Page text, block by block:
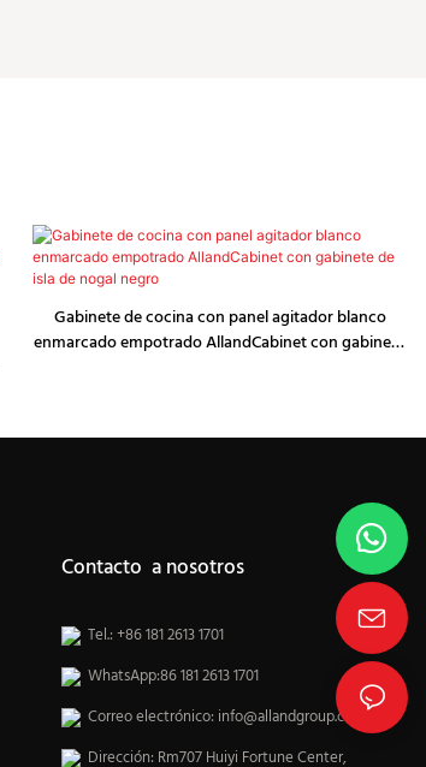
Gabinete de cocina con panel agitador blanco
enmarcado empotrado AllandCabinet con gabinete
Contacto a nosotros
Tel.: +86 181 2613 1701
WhatsApp:86 181 2613 1701
Correo electrónico: info@allandgroup.com
Dirección: Rm707 Huiyi Fortune Center,